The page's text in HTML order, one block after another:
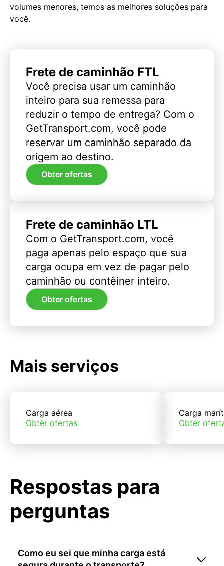
volumes menores, temos as melhores soluções para
você.
Frete de caminhão FTL
Você precisa usar um caminhão
inteiro para sua remessa para
reduzir o tempo de entrega? Com o
GetTransport.com, você pode
reservar um caminhão separado da
origem ao destino.
Obter ofertas
Frete de caminhão LTL
Com o GetTransport.com, você
paga apenas pelo espaço que sua
carga ocupa em vez de pagar pelo
caminhão ou contêiner inteiro.
Obter ofertas
Mais serviços
Carga aérea
Obter ofertas
Carga
Obter
Respostas para
perguntas
Como eu sei que minha carga está